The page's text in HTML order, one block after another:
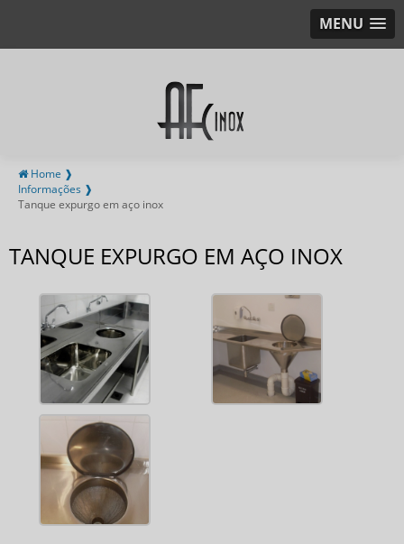
MENU
Home ❱
Informações ❱
Tanque expurgo em aço inox
TANQUE EXPURGO EM AÇO INOX